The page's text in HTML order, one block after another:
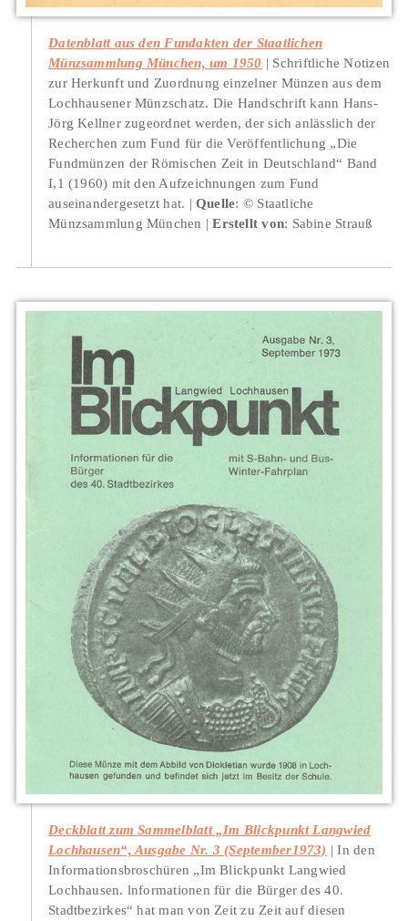
Datenblatt aus den Fundakten der Staatlichen
Münzsammlung München, um 1950
Schriftliche Notizen
zur Herkunft und Zuordnung einzelner Münzen aus dem
Lochhausener Münzschatz. Die Handschrift kann Hans-
Jörg Kellner zugeordnet werden, der sich anlässlich der
Recherchen zum Fund für die Veröffentlichung „Die
Fundmünzen der Römischen Zeit in Deutschland“ Band
I,1 (1960) mit den Aufzeichnungen zum Fund
auseinandergesetzt hat.
Quelle: © Staatliche
Münzsammlung München
Erstellt von: Sabine Strauß
Deckblatt zum Sammelblatt „Im Blickpunkt Langwied
Lochhausen“, Ausgabe Nr. 3 (September1973)
In den
Informationsbroschüren „Im Blickpunkt Langwied
Lochhausen. lnformationen für die Bürger des 40.
Stadtbezirkes“ hat man von Zeit zu Zeit auf diesen